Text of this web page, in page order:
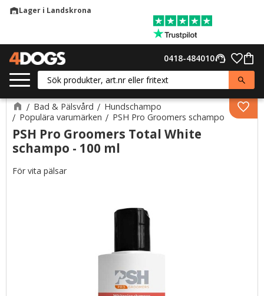
warehouseLager i Landskrona
support_agent
0418-484010
Bad & Pälsvård
Hundschampo
Populära varumärken
PSH Pro Groomers schampo
PSH Pro Groomers Total White
schampo - 100 ml
För vita pälsar